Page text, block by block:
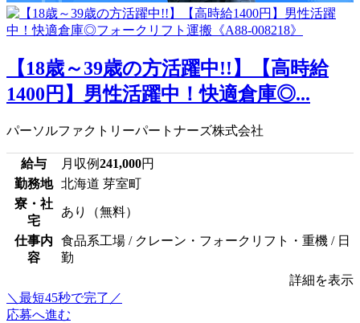
【18歳～39歳の方活躍中!!】【高時給
1400円】男性活躍中！快適倉庫◎...
パーソルファクトリーパートナーズ株式会社
給与 月収例241,000円
勤務地
北海道 芽室町
寮・社
宅
あり（無料）
仕事内
容
食品系工場 / クレーン・フォークリフト・重機 / 日
勤
詳細を表示
＼最短45秒で完了／
応募へ進む